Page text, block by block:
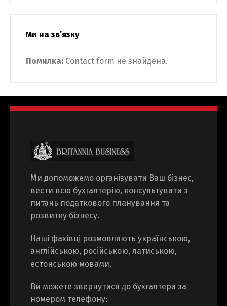
Ми на зв’язку
Помилка: Contact form не знайдена.
Ми допоможемо організувати Ваш бізнес,
вести всю бухгалтерію, консультувати з
питань податкового планування та
розвитку бізнесу.
Наші фахівці розмовляють українською,
англійською, російською, латиською,
естонською мовами.
Ви можете звернутися до бухгалтера за
номером телефону: